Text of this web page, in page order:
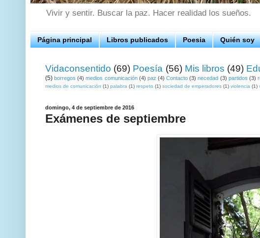
Vivir y sentir. Buscar la paz. Hacer realidad los sueños.
Página principal Libros publicados Poesia Quién soy
Vidaconsentido (69) Poesía (56) Mis libros (49)
(5) borregos (4) medios comunicación (4) paz (4) Contacto (3) necedad (3) partidos (3)
medios de comunicación (1) palabra (1) respeto (1) sociedad de emperadores (1) violencia (1)
domingo, 4 de septiembre de 2016
Exámenes de septiembre